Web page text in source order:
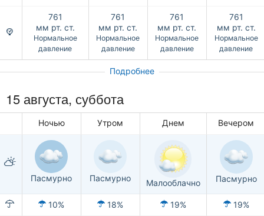
761
мм рт. ст.
Нормальное
давление
761
мм рт. ст.
Нормальное
давление
761
мм рт. ст.
Нормальное
давление
761
мм рт. ст.
Нормальное
давление
Подробнее
15 августа, суббота
Ночью Утром Днем Вечером
Пасмурно Пасмурно Малооблачно Пасмурно
10% 18% 19% 19%